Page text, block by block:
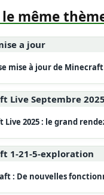
le même
mise à jour de
Live 2025 : le grand
: De nouvelles